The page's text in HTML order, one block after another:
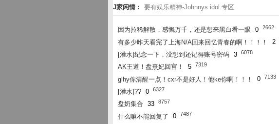
J家闲情： 要有娱乐精神-Johnnys idol 专区
因为拉稀解散，感慨万千，还是想来黑白看一眼 0 2662
有多少昨天看完了上海N/A回来回忆青春的啊！！！！ 2
[灌水]纪念一下，没想到还记得账号密码 3 6078
AK王道！盘熹妃回宫！ 5 7319
glhy你清醒一点！cxr不是好人！他ke你啊！！！ 0 7133
[灌水]?? 0 6327
盘奶集合 33 8757
什么嘛不能回复了 0 7487